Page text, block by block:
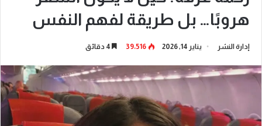
هروبًا… بل طريقة لفهم النفس
إدارة النشر يناير 14, 2026 39٬516